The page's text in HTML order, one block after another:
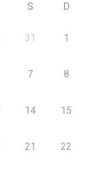
S D
31 1
7 8
14 15
21 22